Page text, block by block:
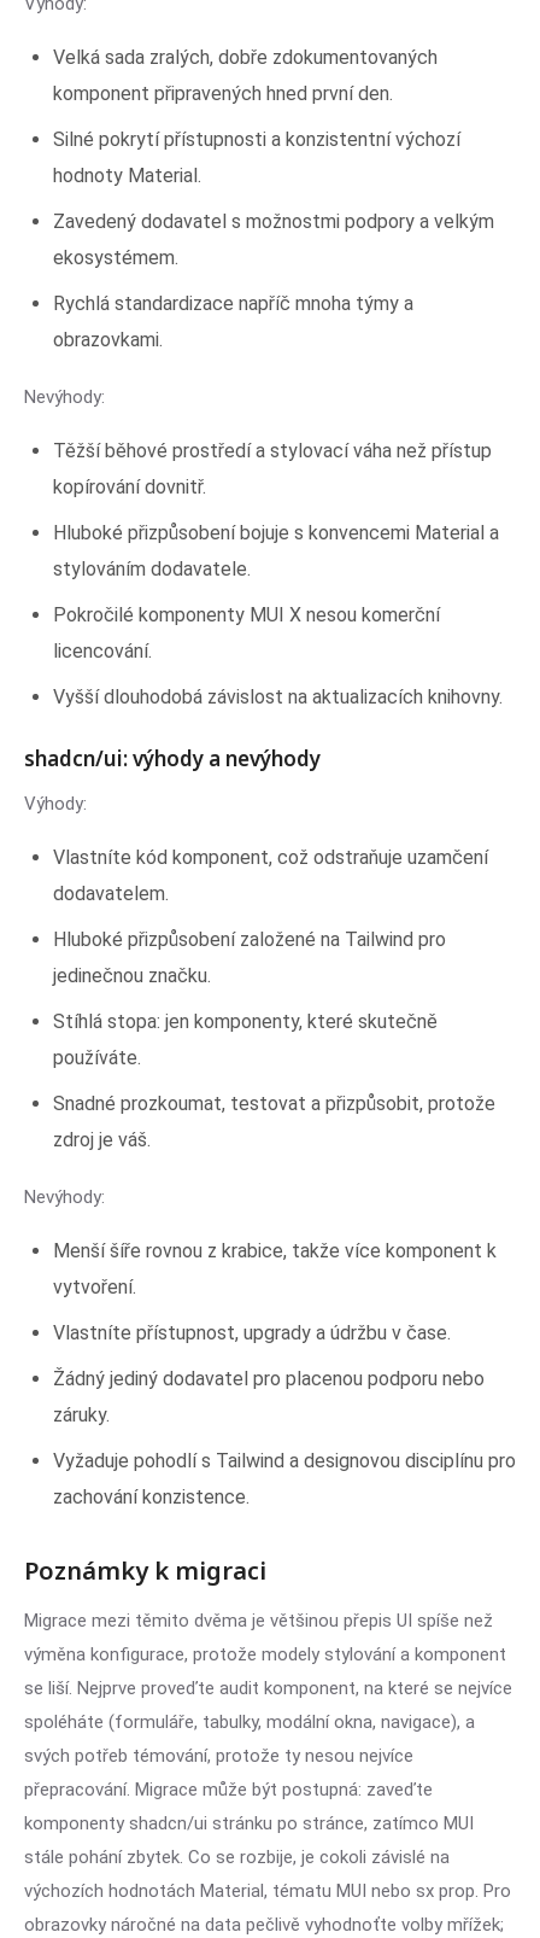
Velká sada zralých, dobře zdokumentovaných
komponent připravených hned první den.
Silné pokrytí přístupnosti a konzistentní výchozí
hodnoty Material.
Zavedený dodavatel s možnostmi podpory a velkým
ekosystémem.
Rychlá standardizace napříč mnoha týmy a
obrazovkami.
Nevýhody:
Těžší běhové prostředí a stylovací váha než přístup
kopírování dovnitř.
Hluboké přizpůsobení bojuje s konvencemi Material a
stylováním dodavatele.
Pokročilé komponenty MUI X nesou komerční
licencování.
Vyšší dlouhodobá závislost na aktualizacích knihovny.
shadcn/ui: výhody a nevýhody
Výhody:
Vlastníte kód komponent, což odstraňuje uzamčení
dodavatelem.
Hluboké přizpůsobení založené na Tailwind pro
jedinečnou značku.
Stíhlá stopa: jen komponenty, které skutečně
používáte.
Snadné prozkoumat, testovat a přizpůsobit, protože
zdroj je váš.
Nevýhody:
Menší šíře rovnou z krabice, takže více komponent k
vytvoření.
Vlastníte přístupnost, upgrady a údržbu v čase.
Žádný jediný dodavatel pro placenou podporu nebo
záruky.
Vyžaduje pohodlí s Tailwind a designovou disciplínu pro
zachování konzistence.
Poznámky k migraci
Migrace mezi těmito dvěma je většinou přepis UI spíše než
výměna konfigurace, protože modely stylování a komponent
se liší. Nejprve proveďte audit komponent, na které se nejvíce
spoléháte (formuláře, tabulky, modální okna, navigace), a
svých potřeb témování, protože ty nesou nejvíce
přepracování. Migrace může být postupná: zaveďte
komponenty shadcn/ui stránku po stránce, zatímco MUI
stále pohání zbytek. Co se rozbije, je cokoli závislé na
výchozích hodnotách Material, tématu MUI nebo sx prop. Pro
obrazovky náročné na data pečlivě vyhodnoťte volby mřížek;